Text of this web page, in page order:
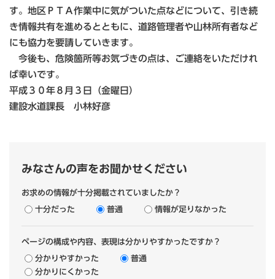
す。地区ＰＴＡ作業中に気がついた点などについて、引き続
き情報共有を進めるとともに、道路管理者や山林所有者など
にも協力を要請していきます。
今後も、危険箇所等お気づきの点は、ご連絡をいただけれ
ば幸いです。
平成３０年８月３日（金曜日）
建設水道課長 小林好彦
みなさんの声をお聞かせください
お求めの情報が十分掲載されていましたか？
十分だった 普通 情報が足りなかった
ページの構成や内容、表現は分かりやすかったですか？
分かりやすかった
普通
分かりにくかった